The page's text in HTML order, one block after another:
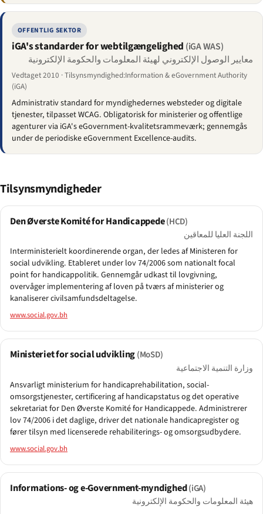
OFFENTLIG SEKTOR
iGA's standarder for webtilgængelighed (iGA WAS)
معايير الوصول الإلكتروني لهيئة المعلومات والحكومة الإلكترونية
Vedtaget 2010 · Tilsynsmyndighed:Information & eGovernment Authority
(iGA)
Administrativ standard for myndighedernes websteder og digitale
tjenester, tilpasset WCAG. Obligatorisk for ministerier og offentlige
agenturer via iGA's eGovernment-kvalitetsrammeværk; gennemgås
under de periodiske eGovernment Excellence-audits.
Tilsynsmyndigheder
Den Øverste Komité for Handicappede(HCD)
اللجنة العليا للمعاقين
Interministerielt koordinerende organ, der ledes af Ministeren for
social udvikling. Etableret under lov 74/2006 som nationalt focal
point for handicappolitik. Gennemgår udkast til lovgivning,
overvåger implementering af loven på tværs af ministerier og
kanaliserer civilsamfundsdeltagelse.
www.social.gov.bh
Ministeriet for social udvikling(MoSD)
وزارة التنمية الاجتماعية
Ansvarligt ministerium for handicaprehabilitation, social-
omsorgstjenester, certificering af handicapstatus og det operative
sekretariat for Den Øverste Komité for Handicappede. Administrerer
lov 74/2006 i det daglige, driver det nationale handicapregister og
fører tilsyn med licenserede rehabiliterings- og omsorgsudbydere.
www.social.gov.bh
Informations- og e-Government-myndighed(iGA)
هيئة المعلومات والحكومة الإلكترونية